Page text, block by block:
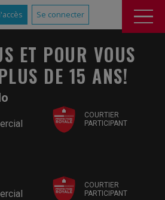
Se connecter
COURTIER
PARTICIPANT
COURTIER
PARTICIPANT
ET POUR VOUS
DE 15 ANS!